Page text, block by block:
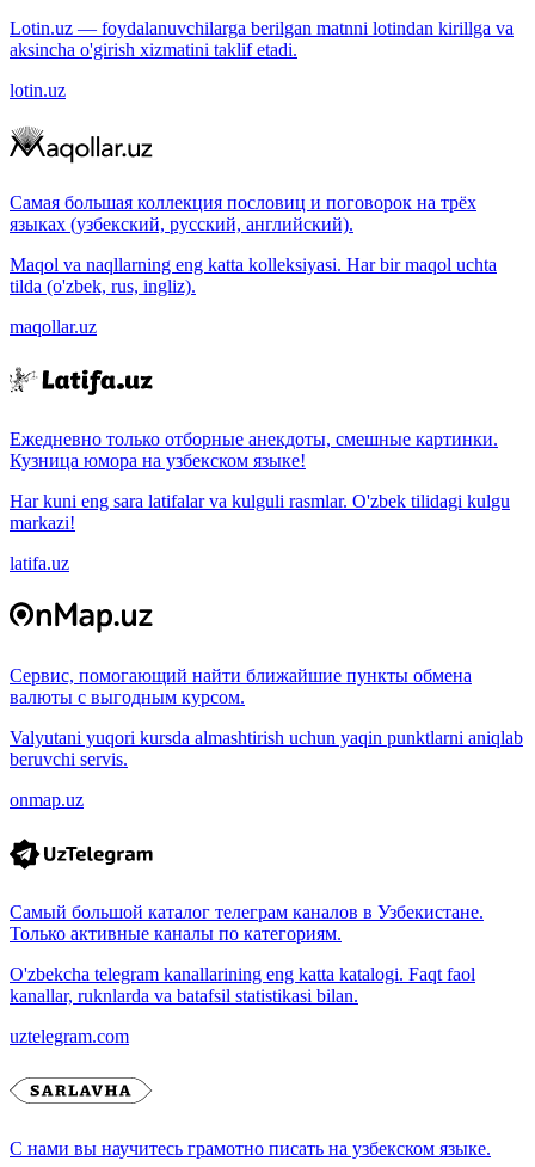
Lotin.uz — foydalanuvchilarga berilgan matnni lotindan kirillga va
aksincha o'girish xizmatini taklif etadi.
lotin.uz
Самая большая коллекция пословиц и поговорок на трёх
языках (узбекский, русский, английский).
Maqol va naqllarning eng katta kolleksiyasi. Har bir maqol uchta
tilda (o'zbek, rus, ingliz).
maqollar.uz
Ежедневно только отборные анекдоты, смешные картинки.
Кузница юмора на узбекском языке!
Har kuni eng sara latifalar va kulguli rasmlar. O'zbek tilidagi kulgu
markazi!
latifa.uz
Сервис, помогающий найти ближайшие пункты обмена
валюты с выгодным курсом.
Valyutani yuqori kursda almashtirish uchun yaqin punktlarni aniqlab
beruvchi servis.
onmap.uz
Самый большой каталог телеграм каналов в Узбекистане.
Только активные каналы по категориям.
O'zbekcha telegram kanallarining eng katta katalogi. Faqt faol
kanallar, ruknlarda va batafsil statistikasi bilan.
uztelegram.com
С нами вы научитесь грамотно писать на узбекском языке.